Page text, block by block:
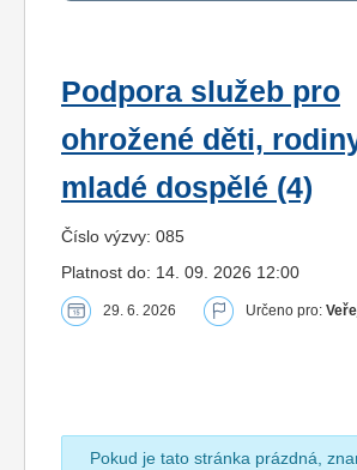
Podpora služeb pro
ohrožené děti,
mladé dospělé (4)
Číslo výzvy: 085
Platnost do: 14. 09. 2026 12:00
29. 6. 2026 Určeno pro:
Pokud je tato stránka prázdná,